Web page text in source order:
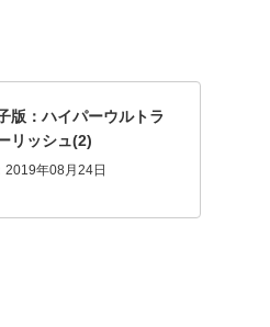
版：ハイパーウルトラ
リッシュ(2)
2019年08月24日